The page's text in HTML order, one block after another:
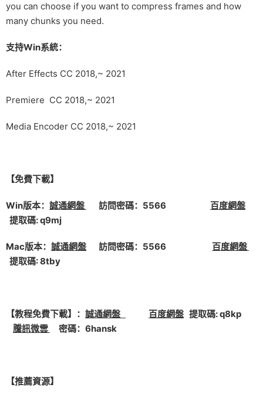
you can choose if you want to compress frames and how
many chunks you need.
支持Win系統：
After Effects CC 2018,~ 2021
Premiere CC 2018,~ 2021
Media Encoder CC 2018,~ 2021
【免費下載】
Win版本： 誠通網盤 訪問密碼：5566 百度網盤
提取碼: q9mj
Mac版本： 誠通網盤 訪問密碼：5566 百度網盤
提取碼: 8tby
【教程免費下載】： 誠通網盤 百度網盤 提取碼: q8kp
騰訊微雲
密碼：6hansk
【推薦資源】